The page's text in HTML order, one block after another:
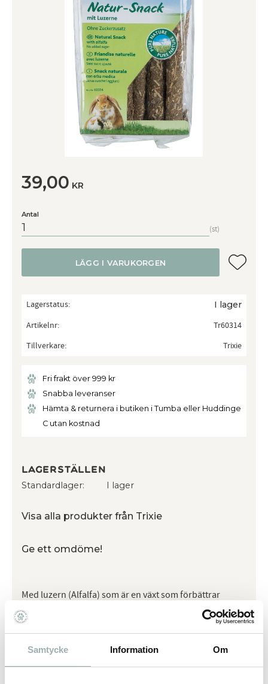
Samtycke Information Om
39,00 KR
Antal
st
LÄGG I VARUKORGEN Lägg
Lagerstatus I lager
Artikelnr
Tr60314
Tillverkare
Trixie
Fri frakt över 999 kr
Snabba leveranser
Hämta & returnera i butiken i Tumba eller Huddinge
C utan kostnad
Lagerställen
Standardlager I lager
Visa alla produkter från Trixie
Ge ett omdöme!
Med luzern (Alfalfa) som är en växt som förbättrar
matsmältningssytemet hos gnagaren.Inget tillsatt
socker.
Omdömen